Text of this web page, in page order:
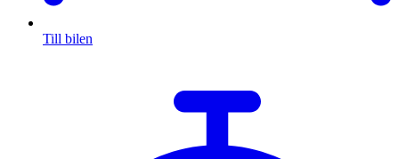
Till bilen